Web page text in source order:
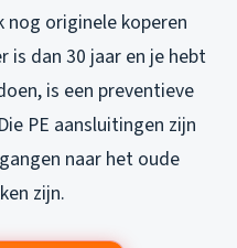
nog originele koperen
is dan 30 jaar en je hebt
is een preventieve
PE aansluitingen zijn
naar het oude
zijn.